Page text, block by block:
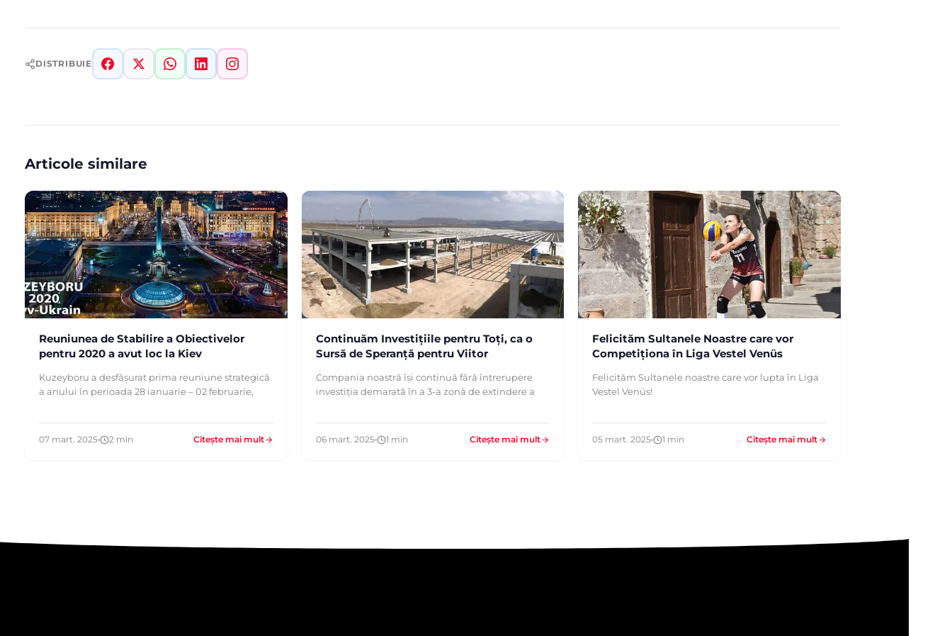
DISTRIBUIE
Articole similare
Reuniunea de Stabilire a Obiectivelor
pentru 2020 a avut loc la Kiev
Kuzeyboru a desfășurat prima reuniune strategică
a anului în perioada 28 ianuarie – 02 februarie,
07 mart. 2025 2 min Citește mai mult
Continuăm Investițiile pentru Toți, ca o
Sursă de Speranță pentru Viitor
Compania noastră își continuă fără întrerupere
investiția demarată în a 3-a zonă de extindere a
06 mart. 2025 1 min Citește mai mult
Felicităm Sultanele Noastre care vor
Competiționa în Liga Vestel Venüs
Felicităm Sultanele noastre care vor lupta în Liga
Vestel Venüs!
05 mart. 2025 1 min Citește mai mult